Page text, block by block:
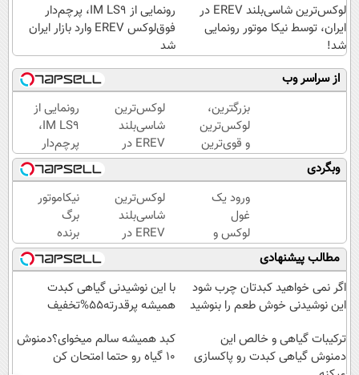
لوکس‌ترین شاسی‌بلند EREV در
ایران، توسط نیکا موتور رونمایی
شد!
رونمایی از IM LS9، پرچم‌دار
فوق‌لوکس EREV وارد بازار ایران
شد
از سراسر وب
بزرگترین،
لوکس‌ترین
و قوی‌ترین
شاسی بلند
EREV در
در ایران
رونمایی
شد
لوکس‌ترین
شاسی‌بلند
EREV در
ایران،
توسط نیکا
موتور
رونمایی
شد!
رونمایی از
IM LS9،
پرچم‌دار
فوق‌لوکس
EREV
وارد بازار
ایران شد
وبگردی
ورود یک
غول
لوکس و
هوشمند
به ایران،
IM LS9
رسماً
شد
لوکس‌ترین
شاسی‌بلند
EREV در
ایران،
توسط نیکا
موتور
رونمایی
نیکاموتور
برگ
برنده
جدیدش
را رو کرد،
IM LS9
رسماً
ایران شد
مطالب پیشنهادی
اگر نمی خواهید کبدتان چرب شود
این نوشیدنی خوش طعم را بنوشید
با این نوشیدنی گیاهی کبدت
همیشه پرقدرته55%تخفیف
ترکیبات گیاهی و خالص این
دمنوش گیاهی کبدت رو پاکسازی
کبد همیشه سالم میخوای؟دمنوش
10 گیاه رو حتما امتحان کن